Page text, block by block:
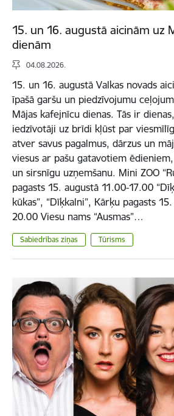
15. un 16. augustā aicinām uz
dienām
04.08.2026.
15. un 16. augustā Valkas novads
īpašā garšu un piedzīvojumu
Mājas kafejnīcu dienas. Tās ir
iedzīvotāji uz brīdi kļūst par
atver savus pagalmus, dārzus un
viesus ar pašu gatavotiem
un sirsnīgu uzņemšanu. Mini ZOO
pagasts 15. augustā 11.00-17.00
kūkas”, “Dīķkalni”, Kārķu pagasts
20.00 Viesu nams “Ausmas”…
Sabiedrības ziņas Tūrisms